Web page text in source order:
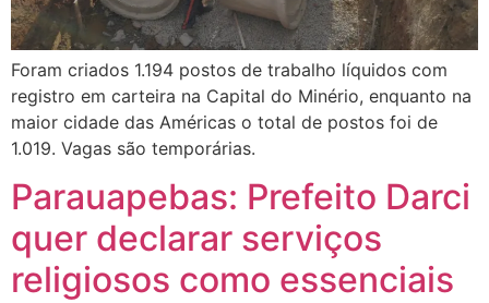
Foram criados 1.194 postos de trabalho líquidos com
registro em carteira na Capital do Minério, enquanto na
maior cidade das Américas o total de postos foi de
1.019. Vagas são temporárias.
Parauapebas: Prefeito Darci
quer declarar serviços
religiosos como essenciais